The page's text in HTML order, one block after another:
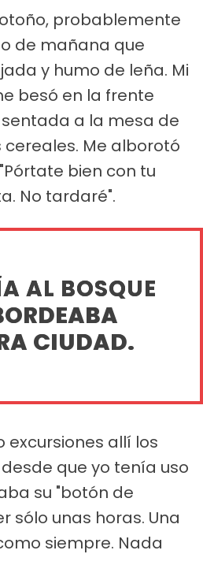
probablemente
de mañana que
y humo de leña. Mi
besó en la frente
a la mesa de
Me alborotó
bien con tu
No tardaré".
AL BOSQUE
CIUDAD.
excursiones allí los
que yo tenía uso
su "botón de
sólo unas horas. Una
siempre. Nada